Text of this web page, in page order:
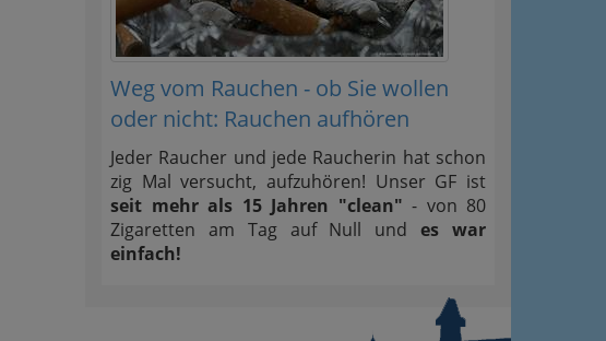
Weg vom Rauchen - ob Sie wollen
oder nicht: Rauchen aufhören
Jeder Raucher und jede Raucherin hat schon
zig Mal versucht, aufzuhören! Unser GF ist
seit mehr als 15 Jahren "clean" - von 80
Zigaretten am Tag auf Null undes war
einfach!